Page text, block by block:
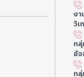
งา
วิเ
กลุ่
อัจ
กลุ่